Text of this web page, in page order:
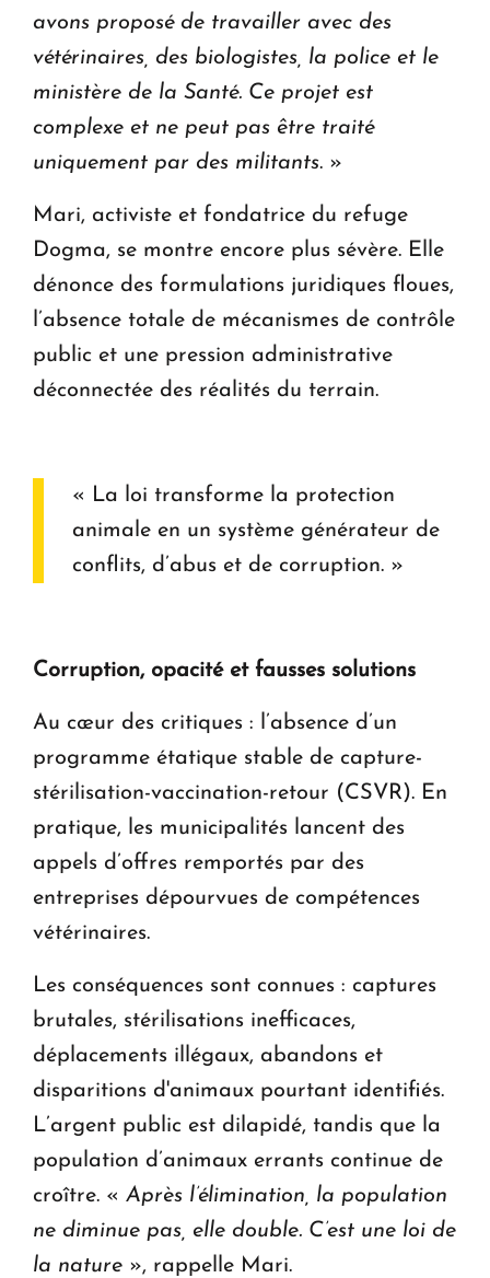
avons proposé de travailler avec des
vétérinaires, des biologistes, la police et le
ministère de la Santé. Ce projet est
complexe et ne peut pas être traité
uniquement par des militants. »
Mari, activiste et fondatrice du refuge
Dogma, se montre encore plus sévère. Elle
dénonce des formulations juridiques floues,
l’absence totale de mécanismes de contrôle
public et une pression administrative
déconnectée des réalités du terrain.
« La loi transforme la protection
animale en un système générateur de
conflits, d’abus et de corruption. »
Corruption, opacité et fausses solutions
Au cœur des critiques : l’absence d’un
programme étatique stable de capture-
stérilisation-vaccination-retour (CSVR). En
pratique, les municipalités lancent des
appels d’offres remportés par des
entreprises dépourvues de compétences
vétérinaires.
Les conséquences sont connues : captures
brutales, stérilisations inefficaces,
déplacements illégaux, abandons et
disparitions d'animaux pourtant identifiés.
L’argent public est dilapidé, tandis que la
population d’animaux errants continue de
croître. « Après l’élimination, la population
ne diminue pas, elle double. C’est une loi de
la nature », rappelle Mari.